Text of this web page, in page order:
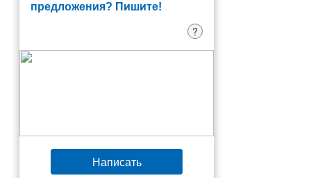
предложения? Пишите!
?
Написать